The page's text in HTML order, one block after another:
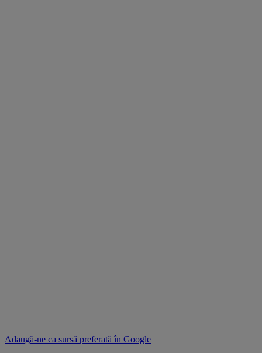
Adaugă-ne ca sursă preferată în Google